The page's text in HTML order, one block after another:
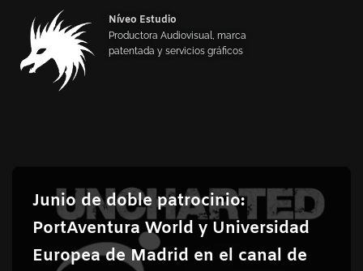
Saltar
al
contenido
Níveo Estudio
Productora Audiovisual, marca
patentada y servicios gráficos
Junio de doble patrocinio:
PortAventura World y Universidad
Europea de Madrid en el canal de